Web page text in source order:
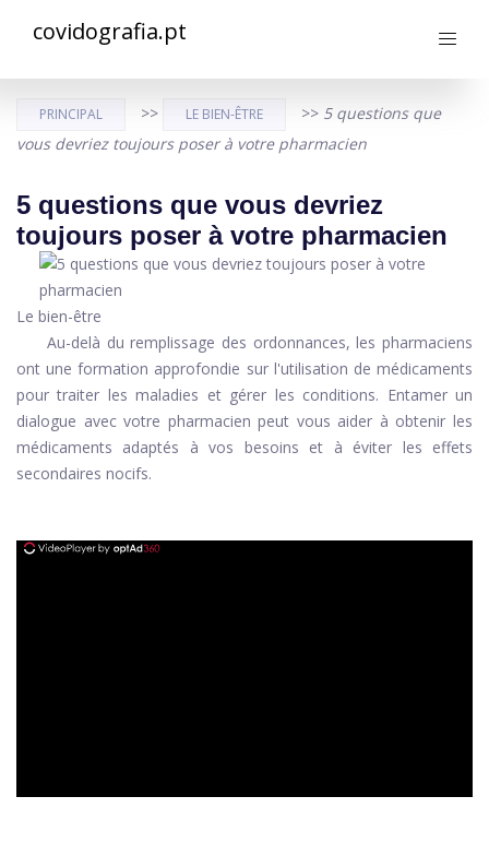
covidografia.pt
PRINCIPAL >> LE BIEN-ÊTRE >> 5 questions que
vous devriez toujours poser à votre pharmacien
5 questions que vous devriez
toujours poser à votre pharmacien
Le bien-être
Au-delà du remplissage des ordonnances, les pharmaciens
ont une formation approfondie sur l'utilisation de médicaments
pour traiter les maladies et gérer les conditions. Entamer un
dialogue avec votre pharmacien peut vous aider à obtenir les
médicaments adaptés à vos besoins et à éviter les effets
secondaires nocifs.